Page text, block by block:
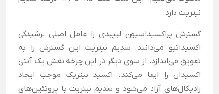
نیتریت دارد.
گسترش پراکسیداسیون لیپیدی را عامل اصلی ترشیدگی
اکسیداتیو می‌دانند. سدیم نیتریت این گسترش را به
تعویق می‌اندازد. از سوی دیگر در این چرخه نقش یک آنتی
اکسیدان را ایفا می‌کند. اکسید نیتریک موجب ایجاد
رادیکال‌های آزاد می‌شود و سدیم نیتریت با پروتئین‌های